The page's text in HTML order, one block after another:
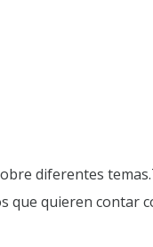
diferentes
que quieren contar